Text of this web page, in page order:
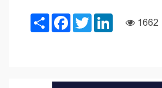
ShareFacebook
TwitterLinkedIn1662